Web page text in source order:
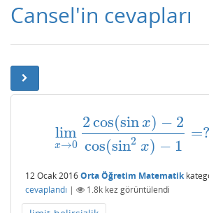
Cansel'in cevapları
lim
x→0
2cos(sinx) − 2
cos(sin2 x) − 1
=?
limx →02cos(sinx)−2cos (sin
12 Ocak 2016Orta Öğretim Matematik
cevaplandı | 1.8k kez görüntülendi